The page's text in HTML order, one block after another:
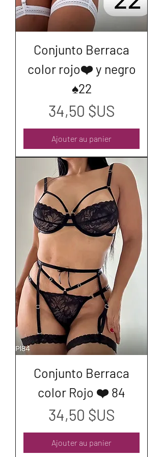
Conjunto Berraca
color rojo❤️ y negro
♠️22
Prix
34,50 $US
Ajouter au panier
Conjunto Berraca
color Rojo ❤️ 84
Prix
34,50 $US
Ajouter au panier